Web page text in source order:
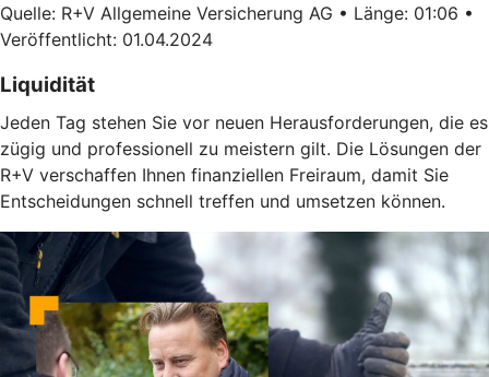
Quelle: R+V Allgemeine Versicherung AG • Länge: 01:06 •
Veröffentlicht: 01.04.2024
Liquidität
Jeden Tag stehen Sie vor neuen Herausforderungen, die es
zügig und professionell zu meistern gilt. Die Lösungen der
R+V verschaffen Ihnen finanziellen Freiraum, damit Sie
Entscheidungen schnell treffen und umsetzen können.